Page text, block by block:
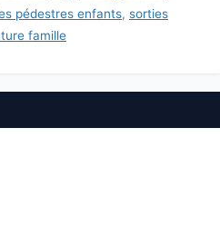
pédestres enfants, sorties
famille